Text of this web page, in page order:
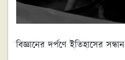
বিজ্ঞানের দর্পণে ইতিহাসের সন্ধান